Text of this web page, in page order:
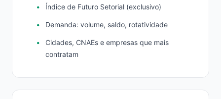
Índice de Futuro Setorial (exclusivo)
Demanda: volume, saldo, rotatividade
Cidades, CNAEs e empresas que mais
contratam